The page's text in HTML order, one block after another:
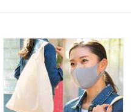
す。SDGsに関心が高まっている今、お
すすめのエコノベルティです。
バッグ本体に1色またはフルカラーで印
刷できます。ショップのロゴやイラスト
を名入れしてオリジナルのエコバッグを
制作できます。アパレルや美容サロンの
記念品、雑貨店の購入特典にいかがでし
ょうか。